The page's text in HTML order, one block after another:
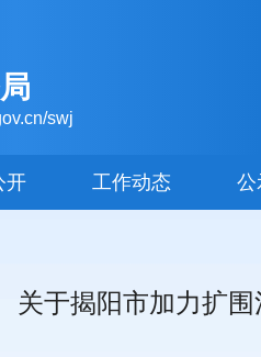
swj
开 工作动态 公
关于揭阳市加力扩